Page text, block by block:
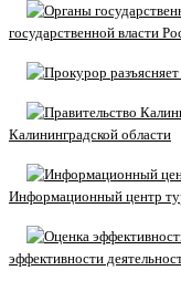
государственной власти
Калининградской области
Информационный центр
эффективности